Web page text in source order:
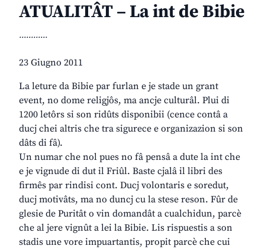
ATUALITÂT – La int de Bibie
............
23 Giugno 2011
La leture da Bibie par furlan e je stade un grant
event, no dome religjôs, ma ancje culturâl. Plui di
1200 letôrs si son ridûts disponibii (cence contâ a
ducj chei altris che tra sigurece e organizazion si son
dâts di fâ).
Un numar che nol pues no fâ pensâ a dute la int che
e je vignude di dut il Friûl. Baste cjalâ il libri des
firmês par rindisi cont. Ducj volontaris e soredut,
ducj motivâts, ma no duncj cu la stese reson. Fûr de
glesie de Puritât o vin domandât a cualchidun, parcè
che al jere vignût a lei la Bibie. Lis rispuestis a son
stadis une vore impuartantis, propit parcè che cui